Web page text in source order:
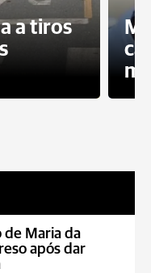
a tiros
de Maria da
após dar